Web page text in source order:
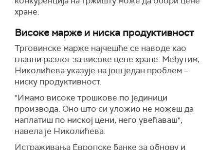
хране.
Високе марже и ниска продуктивност
Трговинске марже најчешће се наводе као
главни разлог за високе цене хране. Међутим,
Николићева указује на још један проблем –
ниску продуктивност.
"Имамо високе трошкове по јединици
производа. Оно што си уложио не можеш да
наплатиш по ниској цени, него увећаваш",
навела је Николићева.
Истраживања Европске банке за обнову и